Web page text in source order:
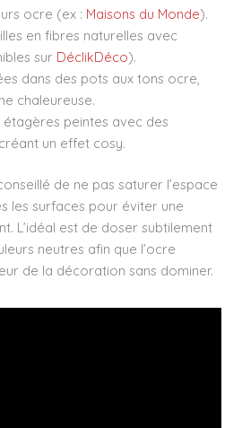
ocre (ex : Maisons du Monde).
en fibres naturelles avec
sur DéclikDéco).
dans des pots aux tons ocre,
chaleureuse.
peintes avec des
un effet cosy.
de ne pas saturer l’espace
les surfaces pour éviter une
L’idéal est de doser subtilement
neutres afin que l’ocre
de la décoration sans dominer.